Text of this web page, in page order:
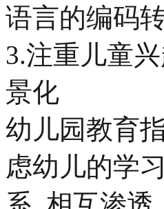
语言的编码转
3.注重儿童
景化
幼儿园教育
虑幼儿的学